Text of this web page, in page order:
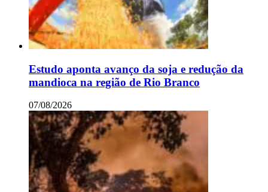
Estudo aponta avanço da soja e redução da
mandioca na região de Rio Branco
07/08/2026